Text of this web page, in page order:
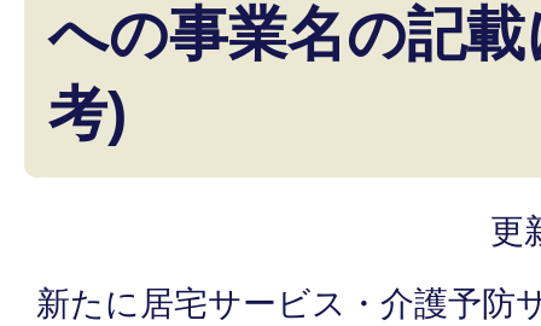
への事業名の記
考)
更
新たに居宅サービス・介護予防